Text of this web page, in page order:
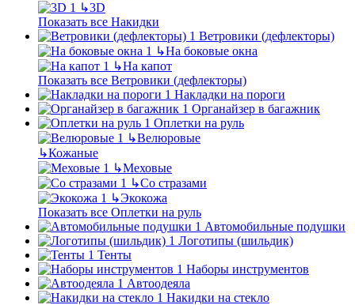
↳3D
Показать все Накидки
Ветровики (дефлекторы)
↳На боковые окна
↳На капот
Показать все Ветровики (дефлекторы)
Накладки на пороги
Органайзер в багажник
Оплетки на руль
↳Велюровые
↳Кожаные
↳Меховые
↳Со стразами
↳Экокожа
Показать все Оплетки на руль
Автомобильные подушки
Логотипы (шильдик)
Тенты
Наборы инструментов
Автоодеяла
Накидки на стекло